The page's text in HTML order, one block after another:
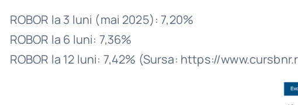
ROBOR la 3 luni (mai 2025): 7,20%
ROBOR la 6 luni: 7,36%
ROBOR la 12 luni: 7,42% (Sursa: https://